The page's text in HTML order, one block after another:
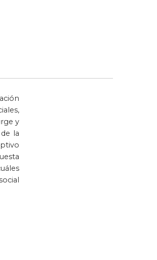
Violencia
y
la